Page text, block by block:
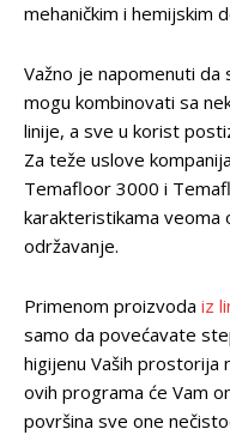
mehaničkim i hemijskim
Važno je napomenuti
mogu kombinovati sa
linije, a sve u korist
Za teže uslove
Temafloor 3000 i
karakteristikama veoma
održavanje.
Primenom proizvoda iz
samo da povećavate
higijenu Vaših prostorija
ovih programa će Vam
površina sve one